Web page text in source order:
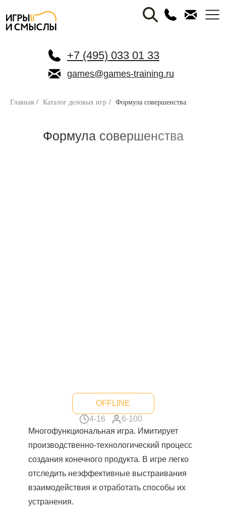
+7 (495) 033 01 33
games@games-training.ru
Главная / Каталог деловых игр / Формула совершенства
OFFLINE
4-16
6-100
Многофункциональная игра. Имитирует
производственно-технологический процесс
создания конечного продукта. В игре легко
отследить неэффективные выстраивания
взаимодействия и отработать способы их
устранения.
Формула совершенства